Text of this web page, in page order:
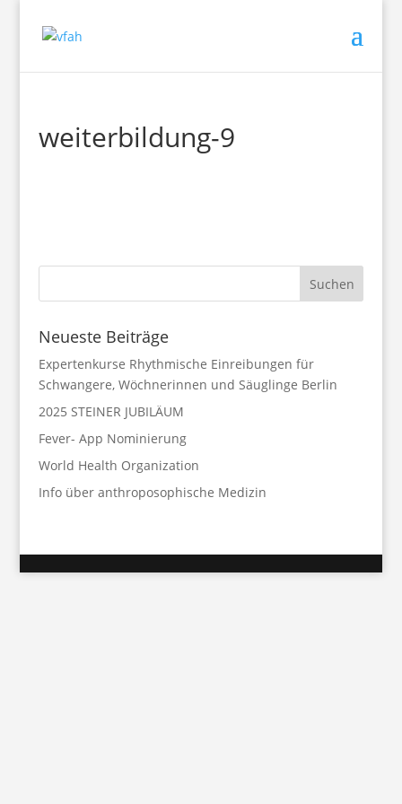
weiterbildung-9
Neueste Beiträge
Expertenkurse Rhythmische Einreibungen für
Schwangere, Wöchnerinnen und Säuglinge Berlin
2025 STEINER JUBILÄUM
Fever- App Nominierung
World Health Organization
Info über anthroposophische Medizin